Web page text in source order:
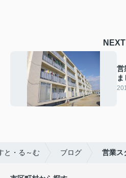
NEXT
営
ま
と・る～む ブログ 営業ス